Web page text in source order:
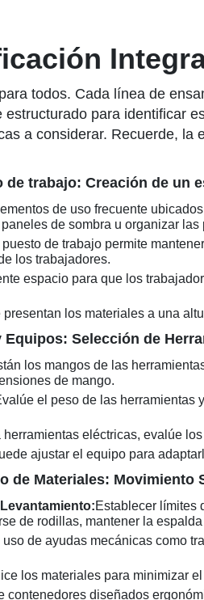
todos. Cada línea de
para identificar
a considerar. Recuerde,
trabajo: Creación de un
de uso frecuente
de sombra u organizar las
de trabajo permite
los trabajadores.
espacio para que los
presentan los materiales a una
Selección de
los mangos de las
de mango.
el peso de las herramientas
herramientas eléctricas, evalúe
ajustar el equipo para
de Materiales: Movimiento
Establecer límites
de rodillas, mantener la espalda
uso de ayudas mecánicas como
los materiales para minimizar
contenedores diseñados